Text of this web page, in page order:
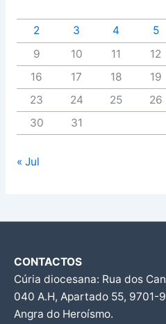
2
3 4 5
9
10 11 12
16
17 18 19
23
24 25 26
30
31
« Jul
CONTACTOS
Cúria diocesana: Rua dos
040 A.H, Apartado 55, 9701-
Angra do Heroísmo.